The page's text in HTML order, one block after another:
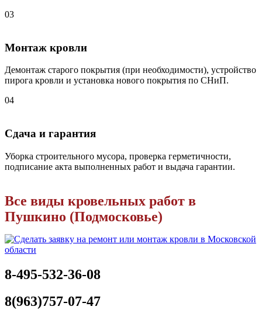
03
Монтаж кровли
Демонтаж старого покрытия (при необходимости), устройство
пирога кровли и установка нового покрытия по СНиП.
04
Сдача и гарантия
Уборка строительного мусора, проверка герметичности,
подписание акта выполненных работ и выдача гарантии.
Все виды кровельных работ в
Пушкино (Подмосковье)
8-495-532-36-08
8(963)757-07-47